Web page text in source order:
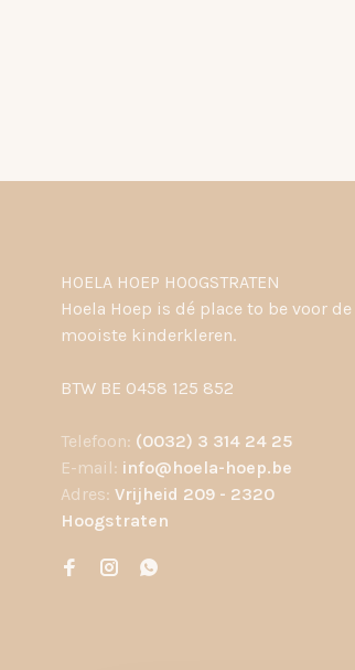
HOELA HOEP HOOGSTRATEN
Hoela Hoep is dé place to be voor de
mooiste kinderkleren.
BTW BE 0458 125 852
Telefoon: (0032) 3 314 24 25
E-mail: info@hoela-hoep.be
Adres: Vrijheid 209 - 2320
Hoogstraten